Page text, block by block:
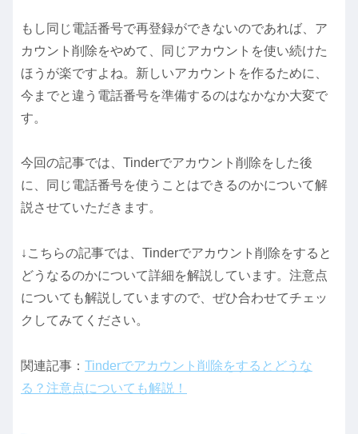
もし同じ電話番号で再登録ができないのであれば、ア
カウント削除をやめて、同じアカウントを使い続けた
ほうが楽ですよね。新しいアカウントを作るために、
今までと違う電話番号を準備するのはなかなか大変で
す。
今回の記事では、Tinderでアカウント削除をした後
に、同じ電話番号を使うことはできるのかについて解
説させていただきます。
↓こちらの記事では、Tinderでアカウント削除をすると
どうなるのかについて詳細を解説しています。注意点
についても解説していますので、ぜひ合わせてチェッ
クしてみてください。
関連記事： Tinderでアカウント削除をするとどうな
る？注意点についても解説！